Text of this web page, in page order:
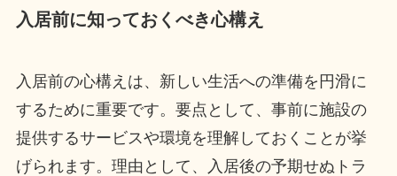
入居前に知っておくべき心構え
入居前の心構えは、新しい生活への準備を円滑に
するために重要です。要点として、事前に施設の
提供するサービスや環境を理解しておくことが挙
げられます。理由として、入居後の予期せぬトラ